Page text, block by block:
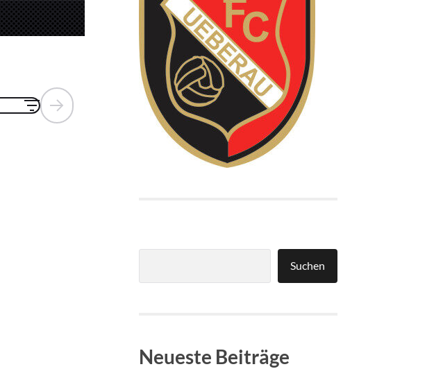
Suchen
Neueste Beiträge